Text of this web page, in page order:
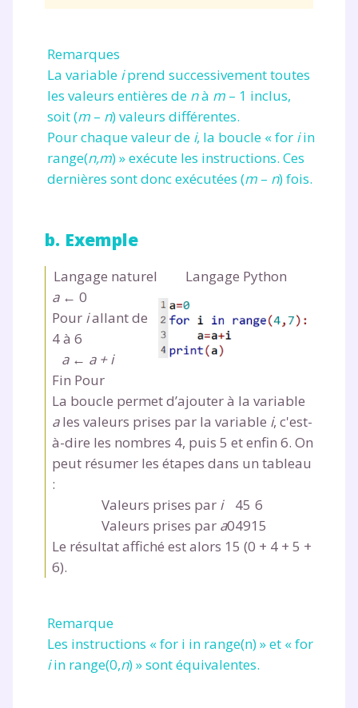
Remarques
La variable iprend successivement toutes
les valeurs entières de nà m – 1 inclus,
soit (m – n) valeurs différentes.
Pour chaque valeur de i, la boucle «for iin
range(n,m)» exécute les instructions. Ces
dernières sont donc exécutées (m – n) fois.
b. Exemple
Langage naturel
Langage Python
a← 0
Pour iallant de
4 à 6
a ← a + i
Fin Pour
La boucle permet d’ajouter à la variable
ales valeurs prises par la variable i, c'est-
à-dire les nombres 4, puis 5 et enfin 6. On
peut résumer les étapes dans un tableau
:
Valeurs prises par i 45 6
Valeurs prises par a04915
Le résultat affiché est alors 15 (0 + 4 + 5 +
6).
Remarque
Les instructions «for i in range(n)» et «for
iin range(0,n)» sont équivalentes.
Envie de progresser
année scolaire ?